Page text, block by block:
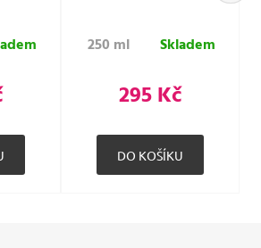
250 ml Skladem
295 Kč